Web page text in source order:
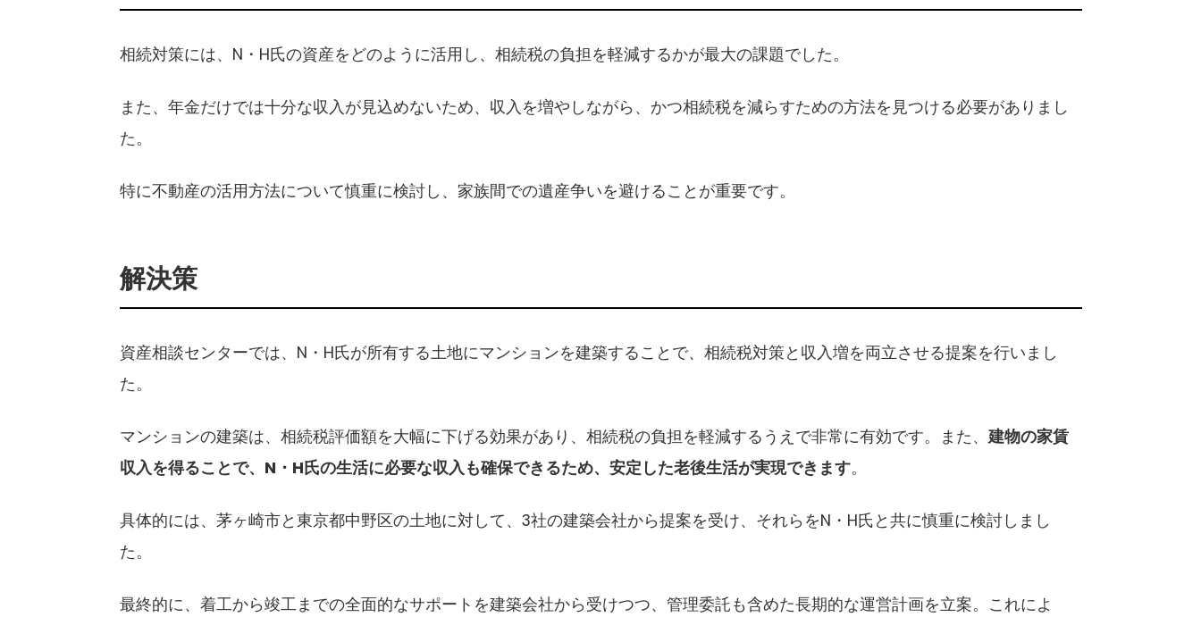
相続対策には、N・H氏の資産をどのように活用し、相続税の負担を軽減するかが最大の課題でした。
また、年金だけでは十分な収入が見込めないため、収入を増やしながら、かつ相続税を減らすための方法を見つける必要がありまし
た。
特に不動産の活用方法について慎重に検討し、家族間での遺産争いを避けることが重要です。
解決策
資産相談センターでは、N・H氏が所有する土地にマンションを建築することで、相続税対策と収入増を両立させる提案を行いまし
た。
マンションの建築は、相続税評価額を大幅に下げる効果があり、相続税の負担を軽減するうえで非常に有効です。また、建物の家賃
収入を得ることで、N・H氏の生活に必要な収入も確保できるため、安定した老後生活が実現できます。
具体的には、茅ヶ崎市と東京都中野区の土地に対して、3社の建築会社から提案を受け、それらをN・H氏と共に慎重に検討しまし
た。
最終的に、着工から竣工までの全面的なサポートを建築会社から受けつつ、管理委託も含めた長期的な運営計画を立案。これによ